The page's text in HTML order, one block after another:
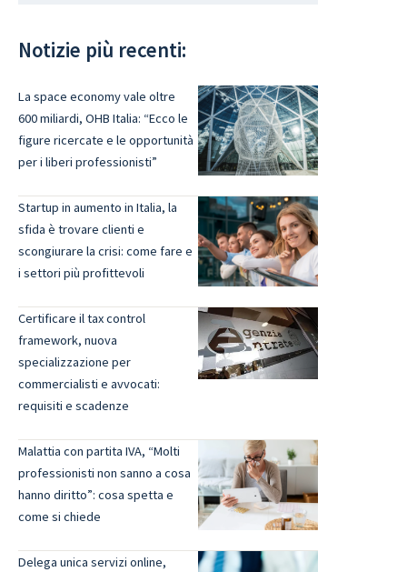
Notizie più recenti:
La space economy vale oltre
600 miliardi, OHB Italia: “Ecco le
figure ricercate e le opportunità
per i liberi professionisti”
Startup in aumento in Italia, la
sfida è trovare clienti e
scongiurare la crisi: come fare e
i settori più profittevoli
Certificare il tax control
framework, nuova
specializzazione per
commercialisti e avvocati:
requisiti e scadenze
Malattia con partita IVA, “Molti
professionisti non sanno a cosa
hanno diritto”: cosa spetta e
come si chiede
Delega unica servizi online,